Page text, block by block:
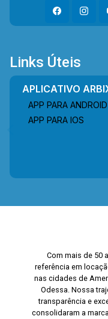
Links Úteis
APLICATIVO
APP PARA ANDROID
APP PARA IOS
Com mais de 50
referência em
nas cidades de
Odessa. Nossa
transparência e
consolidaram a